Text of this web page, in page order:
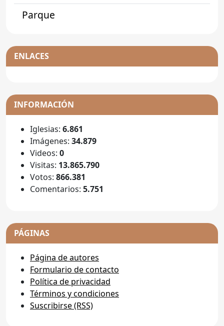
Parque
ENLACES
INFORMACIÓN
Iglesias: 6.861
Imágenes: 34.879
Videos: 0
Visitas: 13.865.790
Votos: 866.381
Comentarios: 5.751
PÁGINAS
Página de autores
Formulario de contacto
Política de privacidad
Términos y condiciones
Suscribirse (RSS)